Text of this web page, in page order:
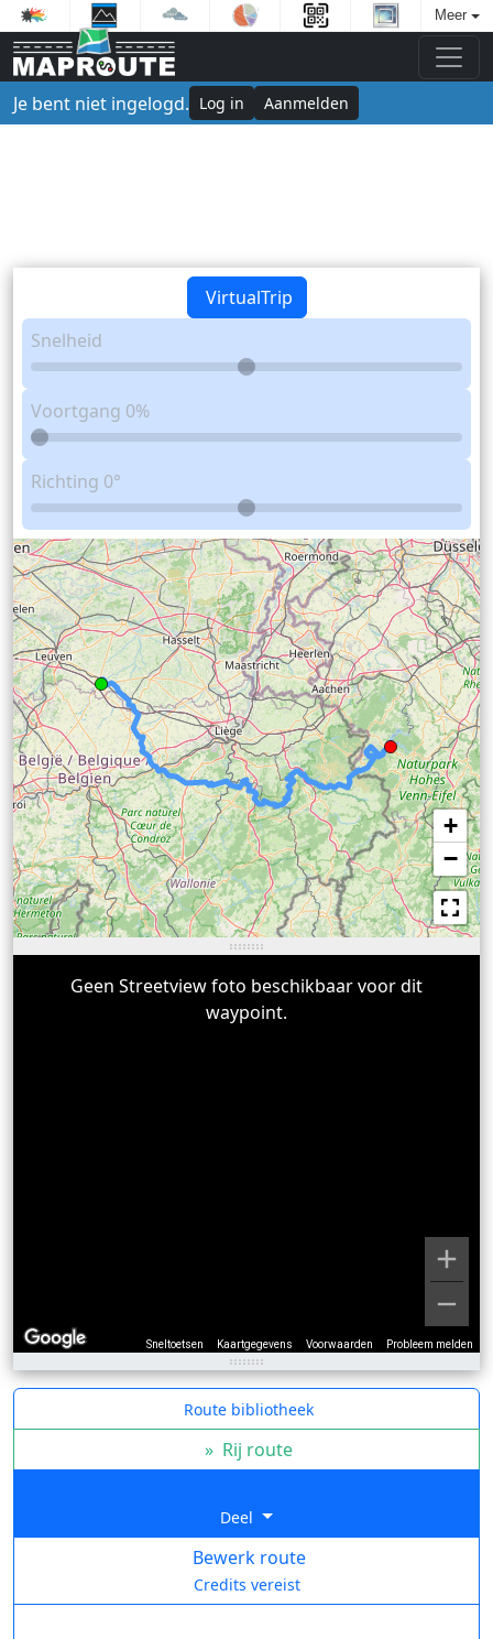
Meer
Je bent niet ingelogd. Log in Aanmelden
VirtualTrip
Snelheid
Voortgang 0%
Richting 0°
+
−
Sneltoetsen Kaartgegevens Voorwaarden Probleem melden
Geen Streetview foto beschikbaar voor dit
waypoint.
Route bibliotheek
» Rij route
Deel
Bewerk route
Credits vereist